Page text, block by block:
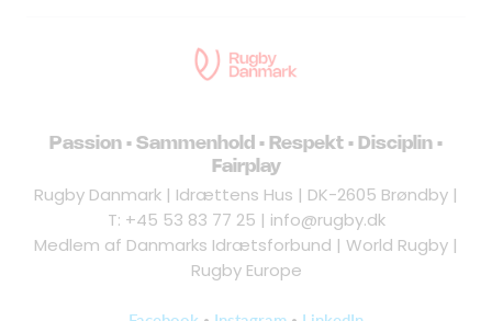
Passion • Sammenhold • Respekt • Disciplin •
Fairplay
Rugby Danmark | Idrættens Hus | DK-2605 Brøndby |
T: +45 53 83 77 25 | info@rugby.dk
Medlem af Danmarks Idrætsforbund | World Rugby |
Rugby Europe